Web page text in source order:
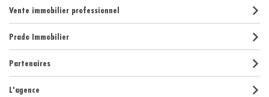
Vente immobilier professionnel
Prado Immobilier
Partenaires
L'agence